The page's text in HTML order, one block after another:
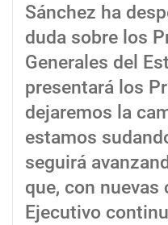
Sánchez ha
duda sobre los
Generales del
presentará los
dejaremos la
estamos
seguirá
que, con nuevas
Ejecutivo